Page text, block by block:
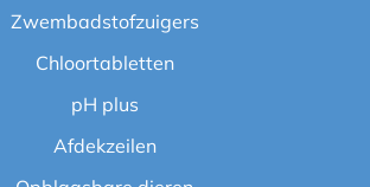
Zwembadstofzuigers
Chloortabletten
pH plus
Afdekzeilen